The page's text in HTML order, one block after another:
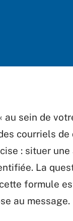
au sein de
courriels
: situer une
La
formule
au message.